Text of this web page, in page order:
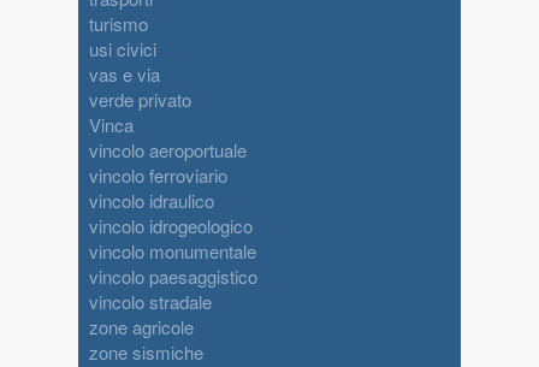
turismo
usi civici
vas e via
verde privato
Vinca
vincolo aeroportuale
vincolo ferroviario
vincolo idraulico
vincolo idrogeologico
vincolo monumentale
vincolo paesaggistico
vincolo stradale
zone agricole
zone sismiche